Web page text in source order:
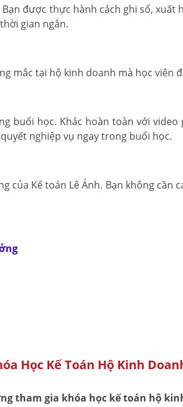
được thực hành cách ghi sổ, xuất
gian ngắn.
mắc tại hộ kinh doanh mà học viên
buổi học. Khác hoàn toàn với
nghiệp vụ ngay trong buổi học.
Kế toán Lê Ánh. Bạn không cần
Học Kế Toán Hộ Kinh
tham gia khóa học kế toán hộ